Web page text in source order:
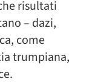
risultati
– dazi,
come
trumpiana,